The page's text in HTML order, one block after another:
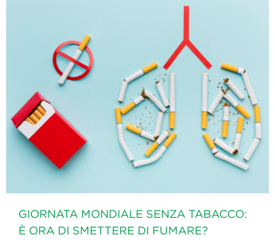
GIORNATA MONDIALE SENZA TABACCO:
È ORA DI SMETTERE DI FUMARE?